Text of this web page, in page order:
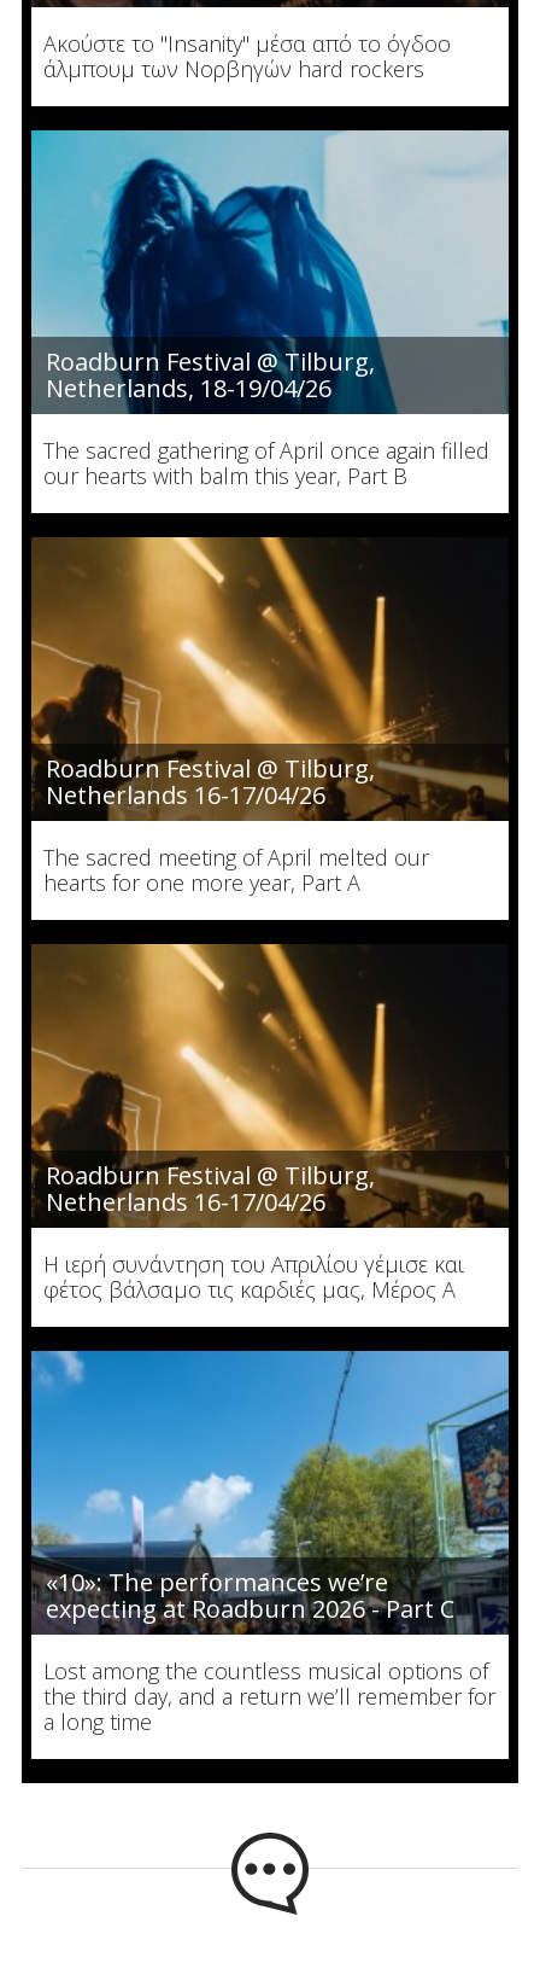
Ακούστε το "Insanity" μέσα από το όγδοο
άλμπουμ των Νορβηγών hard rockers
Roadburn Festival @ Tilburg,
Netherlands, 18-19/04/26
The sacred gathering of April once again filled
our hearts with balm this year, Part B
Roadburn Festival @ Tilburg,
Netherlands 16-17/04/26
The sacred meeting of April melted our
hearts for one more year, Part A
Roadburn Festival @ Tilburg,
Netherlands 16-17/04/26
Η ιερή συνάντηση του Απριλίου γέμισε και
φέτος βάλσαμο τις καρδιές μας, Μέρος Α
«10»: The performances we’re
expecting at Roadburn 2026 - Part C
Lost among the countless musical options of
the third day, and a return we’ll remember for
a long time